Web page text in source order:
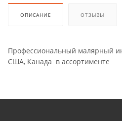
ОПИСАНИЕ ОТЗЫВЫ
Профессиональный малярный
США, Канада в ассортименте